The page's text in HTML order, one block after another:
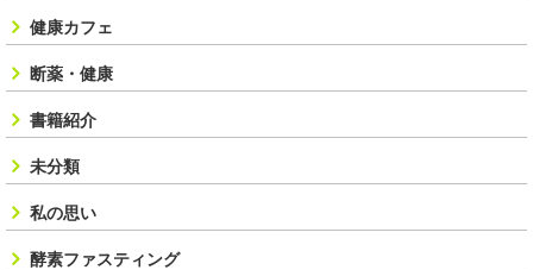
健康カフェ
断薬・健康
書籍紹介
未分類
私の思い
酵素ファスティング